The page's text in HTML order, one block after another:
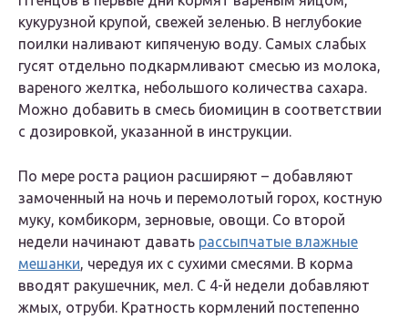
кукурузной крупой, свежей зеленью. В неглубокие
поилки наливают кипяченую воду. Самых слабых
гусят отдельно подкармливают смесью из молока,
вареного желтка, небольшого количества сахара.
Можно добавить в смесь биомицин в соответствии
с дозировкой, указанной в инструкции.
По мере роста рацион расширяют – добавляют
замоченный на ночь и перемолотый горох, костную
муку, комбикорм, зерновые, овощи. Со второй
недели начинают давать рассыпчатые влажные
мешанки, чередуя их с сухими смесями. В корма
вводят ракушечник, мел. С 4-й недели добавляют
жмых, отруби. Кратность кормлений постепенно